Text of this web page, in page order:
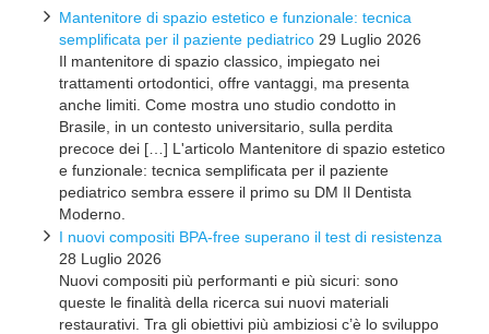
Mantenitore di spazio estetico e funzionale: tecnica
semplificata per il paziente pediatrico 29 Luglio 2026
Il mantenitore di spazio classico, impiegato nei
trattamenti ortodontici, offre vantaggi, ma presenta
anche limiti. Come mostra uno studio condotto in
Brasile, in un contesto universitario, sulla perdita
precoce dei […] L'articolo Mantenitore di spazio estetico
e funzionale: tecnica semplificata per il paziente
pediatrico sembra essere il primo su DM Il Dentista
Moderno.
I nuovi compositi BPA-free superano il test di resistenza
28 Luglio 2026
Nuovi compositi più performanti e più sicuri: sono
queste le finalità della ricerca sui nuovi materiali
restaurativi. Tra gli obiettivi più ambiziosi c’è lo sviluppo